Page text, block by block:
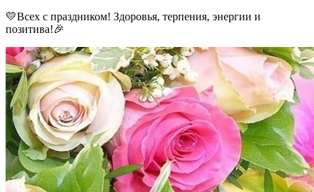
💛Всех с праздником! Здоровья, терпения, энергии и
позитива!🎉